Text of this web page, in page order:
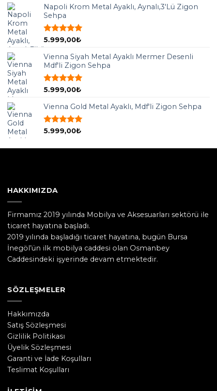
aldı
Napoli Krom Metal Ayaklı, Aynalı,3'Lü Zigon
Sehpa
5 üzerinden
aldı
5.999,00₺
Vienna Siyah Metal Ayaklı Mermer Desenli
Mdf'li Zigon Sehpa
5 üzerinden
aldı
5.999,00₺
Vienna Gold Metal Ayaklı, Mdf'li Zigon Sehpa
5 üzerinden
5.999,00₺
HAKKIMIZDA
Firmamız 2019 yılında Mobilya ve Aksesuarları sektörü ile
ticaret hayatına başladı.
2019 yılında başladığı ticaret hayatına, bugün Bursa
İnegöl’ün ilk mobilya caddesi olan Osmanbey
Caddesindeki işyerinde devam etmektedir.
SÖZLEŞMELER
Hakkımızda
Satış Sözleşmesi
Gizlilik Politikası
Üyelik Sözleşmesi
Garanti ve İade Koşulları
Teslimat Koşulları